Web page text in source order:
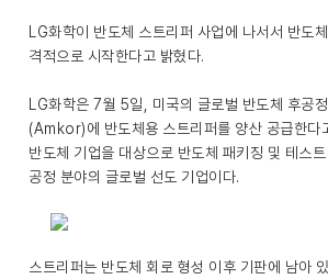
LG화학이 반도체 스트리퍼 사업에 나서서 반도
격적으로 시작한다고 밝혔다.
LG화학은 7월 5일, 미국의 글로벌 반도체 후공
(Amkor)에 반도체용 스트리퍼를 양산 공급한다
반도체 기업을 대상으로 반도체 패키징 및 테스
공정 분야의 글로벌 선도 기업이다.
스트리퍼는 반도체 회로 형성 이후 기판에 남아